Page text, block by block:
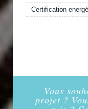
Certification
Vous
projet ?